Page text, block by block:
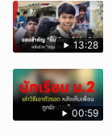
13:28
00:59